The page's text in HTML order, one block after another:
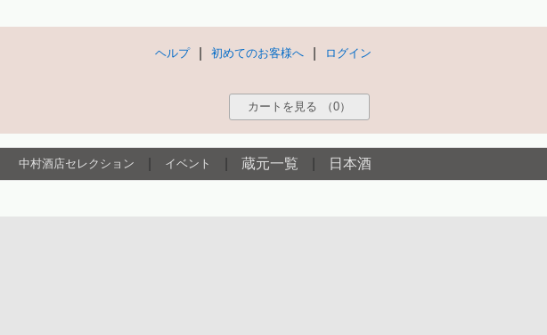
ログイン
初めてのお客様へ
ヘルプ
カートを見る （0）
中村酒店セレクション イベント 蔵元一覧 日本酒